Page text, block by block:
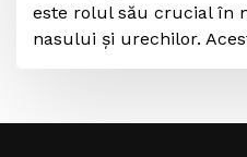
este rolul său crucial în
nasului și urechilor.